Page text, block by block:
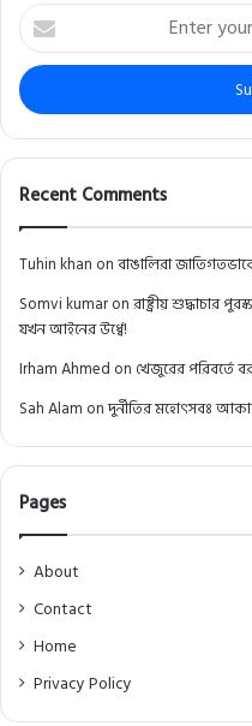
Enter
your
Email
address
Recent Comments
Tuhin khan onবাঙালিরা
Somvi kumaronরাষ্ট্রীয় শুদ্ধাচার
যখন আইনের উর্ধ্বে!
Irham Ahmed on খেজুরের পরিবর্তে
Sah Alam onদুর্নীতির মহোৎসবঃ
Pages
About
Contact
Home
Privacy Policy